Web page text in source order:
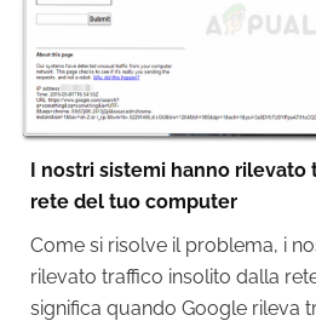
I nostri sistemi hanno rilevato
rete del tuo computer
Come si risolve il problema, i
rilevato traffico insolito dalla
significa quando Google rileva